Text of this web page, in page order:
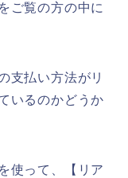
ご覧の方の中に
支払い方法がリ
いるのかどうか
使って、【リア